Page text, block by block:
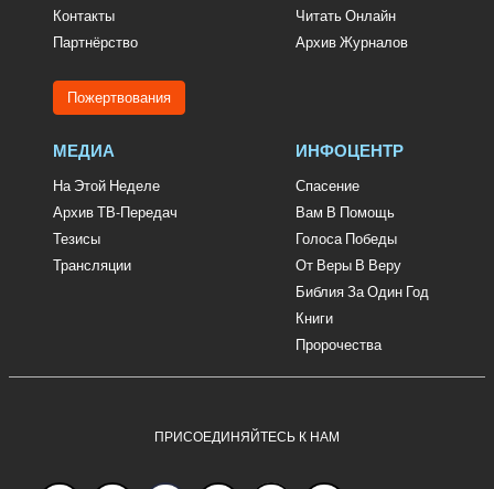
Контакты
Партнёрство
Пожертвования
Читать Онлайн
Архив Журналов
МЕДИА
На Этой Неделе
Архив ТВ-Передач
Тезисы
Трансляции
ИНФОЦЕНТР
Спасение
Вам В Помощь
Голоса Победы
От Веры В Веру
Библия За Один Год
Книги
Пророчества
ПРИСОЕДИНЯЙТЕСЬ К НАМ